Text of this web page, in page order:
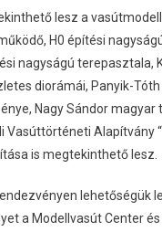
lesz a
H0 építési
nagyságú terepasztala,
diorámái, Panyik-
Nagy Sándor magyar
Vasúttörténeti Alapítvány
is megtekinthető lesz.
lehetőségük
a Modellvasút Center